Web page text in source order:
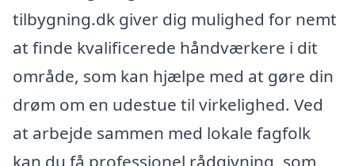
tilbygning.dk giver dig mulighed for nemt
at finde kvalificerede håndværkere i dit
område, som kan hjælpe med at gøre din
drøm om en udestue til virkelighed. Ved
at arbejde sammen med lokale fagfolk
kan du få professionel rådgivning, som